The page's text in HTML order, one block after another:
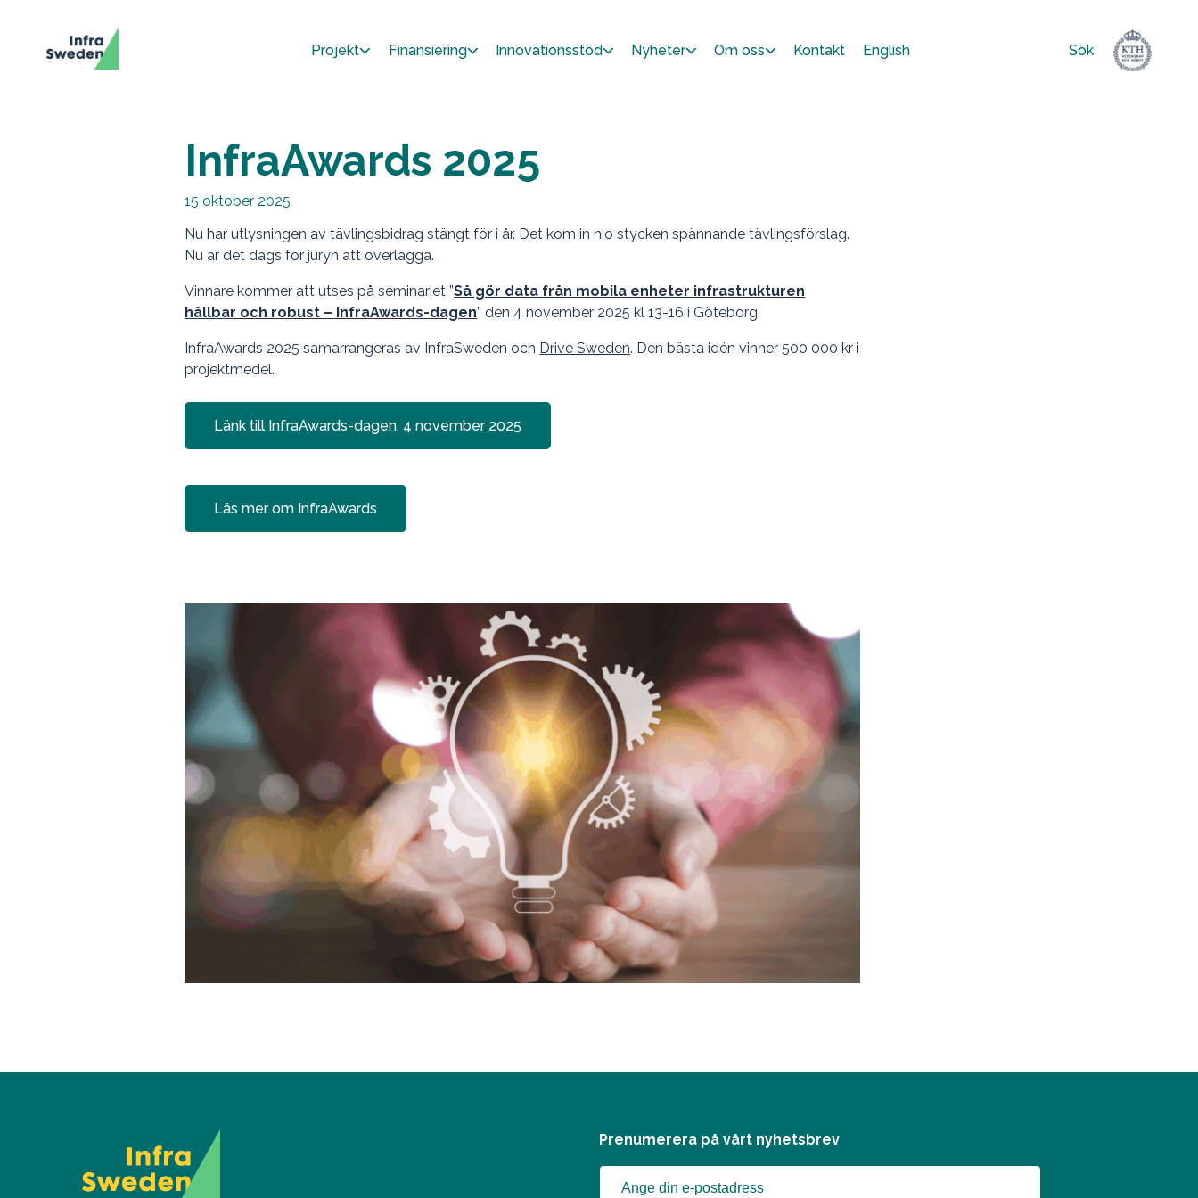
Projekt Finansiering Innovationsstöd Nyheter Om oss Kontakt English Sök
Sök
efter:
InfraAwards 2025
15 oktober 2025
Nu har utlysningen av tävlingsbidrag stängt för i år. Det kom in nio stycken spännande tävlingsförslag.
Nu är det dags för juryn att överlägga.
Vinnare kommer att utses på seminariet ”Så gör data från mobila enheter infrastrukturen
hållbar och robust – InfraAwards-dagen” den 4 november 2025 kl 13-16 i Göteborg.
InfraAwards 2025 samarrangeras av InfraSweden och Drive Sweden. Den bästa idén vinner 500 000 kr i
projektmedel.
Länk till InfraAwards-dagen, 4 november 2025
Läs mer om InfraAwards
Prenumerera på vårt nyhetsbrev